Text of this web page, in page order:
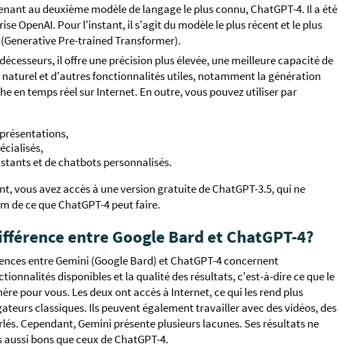
au deuxième modèle de langage le plus connu, ChatGPT-4. Il a été
OpenAI. Pour l'instant, il s'agit du modèle le plus récent et le plus
(Generative Pre-trained Transformer).
il offre une précision plus élevée, une meilleure capacité de
et d'autres fonctionnalités utiles, notamment la génération
en temps réel sur Internet. En outre, vous pouvez utiliser par
et de chatbots personnalisés.
vous avez accès à une version gratuite de ChatGPT-3.5, qui ne
de ce que ChatGPT-4 peut faire.
entre Google Bard et ChatGPT-4?
entre Gemini (Google Bard) et ChatGPT-4 concernent
disponibles et la qualité des résultats, c'est-à-dire ce que le
pour vous. Les deux ont accès à Internet, ce qui les rend plus
classiques. Ils peuvent également travailler avec des vidéos, des
Cependant, Gemini présente plusieurs lacunes. Ses résultats ne
bons que ceux de ChatGPT-4.